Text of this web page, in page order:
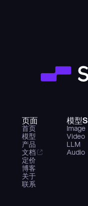
页面
首页
模型
产品
文档
定价
博客
关于
联系
模型S
Image
Video
LLM
Audio